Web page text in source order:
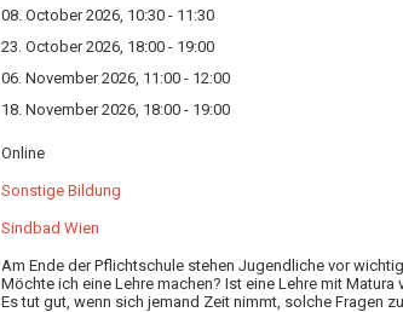
08. October 2026, 10:30 - 11:30
23. October 2026, 18:00 - 19:00
06. November 2026, 11:00 - 12:00
18. November 2026, 18:00 - 19:00
Online
Sonstige Bildung
Sindbad Wien
Am Ende der Pflichtschule stehen Jugendliche vor
Möchte ich eine Lehre machen? Ist eine Lehre mit
Es tut gut, wenn sich jemand Zeit nimmt, solche Fragen